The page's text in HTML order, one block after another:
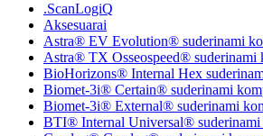
.ScanLogiQ
Aksesuarai
Astra® EV Evolution® suderinami
Astra® TX Osseospeed® suderinami
BioHorizons® Internal Hex
Biomet-3i® Certain® suderinami
Biomet-3i® External® suderinami
BTI® Internal Universal® suderinami